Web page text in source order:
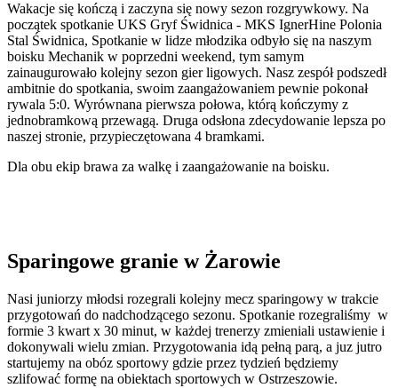
Wakacje się kończą i zaczyna się nowy sezon rozgrywkowy. Na
początek spotkanie UKS Gryf Świdnica - MKS IgnerHine Polonia
Stal Świdnica, Spotkanie w lidze młodzika odbyło się na naszym
boisku Mechanik w poprzedni weekend, tym samym
zainaugurowało kolejny sezon gier ligowych. Nasz zespół podszedł
ambitnie do spotkania, swoim zaangażowaniem pewnie pokonał
rywala 5:0. Wyrównana pierwsza połowa, którą kończymy z
jednobramkową przewagą. Druga odsłona zdecydowanie lepsza po
naszej stronie, przypieczętowana 4 bramkami.
Dla obu ekip brawa za walkę i zaangażowanie na boisku.
Sparingowe granie w Żarowie
Nasi juniorzy młodsi rozegrali kolejny mecz sparingowy w trakcie
przygotowań do nadchodzącego sezonu. Spotkanie rozegraliśmy w
formie 3 kwart x 30 minut, w każdej trenerzy zmieniali ustawienie i
dokonywali wielu zmian. Przygotowania idą pełną parą, a juz jutro
startujemy na obóz sportowy gdzie przez tydzień będziemy
szlifować formę na obiektach sportowych w Ostrzeszowie.